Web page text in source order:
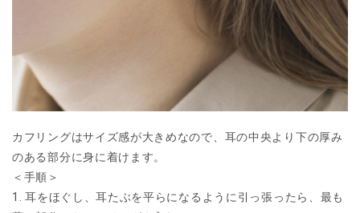
カフリングはサイズ感が大きめなので、耳の中央より下の厚み
のある部分に身に着けます。
＜手順＞
1. 耳をほぐし、耳たぶを平らになるように引っ張ったら、最も